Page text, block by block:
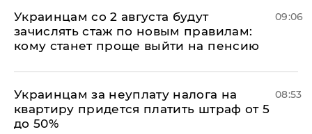
Украинцам со 2 августа будут
зачислять стаж по новым правилам:
кому станет проще выйти на пенсию
09:06
Украинцам за неуплату налога на
квартиру придется платить штраф от 5
до 50%
08:53